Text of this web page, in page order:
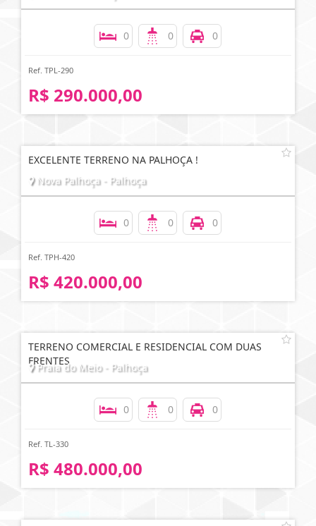
0 0 0
Ref. TPL-290
R$ 290.000,00
EXCELENTE TERRENO NA PALHOÇA !
Nova Palhoça - Palhoça
0 0 0
Ref. TPH-420
R$ 420.000,00
TERRENO COMERCIAL E RESIDENCIAL COM DUAS
FRENTES
Praia do Meio - Palhoça
0 0 0
Ref. TL-330
R$ 480.000,00